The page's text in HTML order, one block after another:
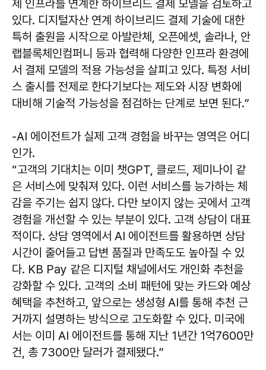
제 인프라를 연계한 하이브리드 결제 모델을 검토하고
있다. 디지털자산 연계 하이브리드 결제 기술에 대한
특허 출원을 시작으로 아발란체, 오픈에셋, 솔라나, 안
랩블록체인컴퍼니 등과 협력해 다양한 인프라 환경에
서 결제 모델의 적용 가능성을 살피고 있다. 특정 서비
스 출시를 전제로 한다기보다는 제도와 시장 변화에
대비해 기술적 가능성을 점검하는 단계로 보면 된다.”
-AI 에이전트가 실제 고객 경험을 바꾸는 영역은 어디
인가.
“고객의 기대치는 이미 챗GPT, 클로드, 제미나이 같
은 서비스에 맞춰져 있다. 이런 서비스를 능가하는 체
감을 주기는 쉽지 않다. 다만 보이지 않는 곳에서 고객
경험을 개선할 수 있는 부분이 있다. 고객 상담이 대표
적이다. 상담 영역에서 AI 에이전트를 활용하면 상담
시간이 줄어들고 답변 품질과 만족도도 높아질 수 있
다. KB Pay 같은 디지털 채널에서도 개인화 추천을
강화할 수 있다. 고객의 소비 패턴에 맞는 카드와 예상
혜택을 추천하고, 앞으로는 생성형 AI를 통해 추천 근
거까지 설명하는 방식으로 고도화할 수 있다. 미국에
서는 이미 AI 에이전트를 통해 지난 1년간 1억7600만
건, 총 7300만 달러가 결제됐다.”